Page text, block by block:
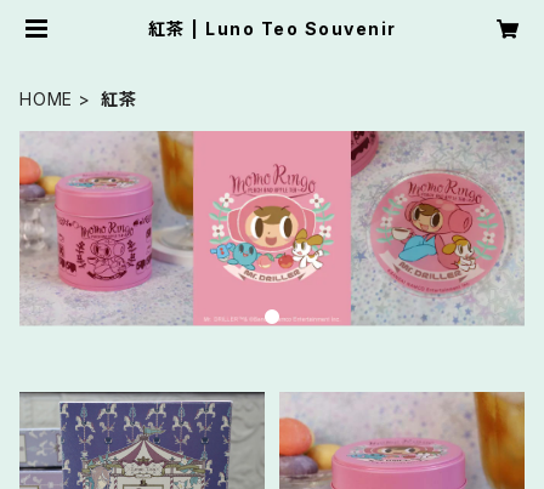
紅茶 | Luno Teo Souvenir
HOME 紅茶